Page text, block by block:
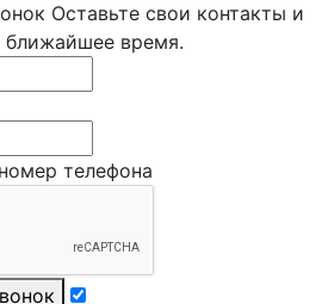
Оставьте свои контакты и
время.
телефона